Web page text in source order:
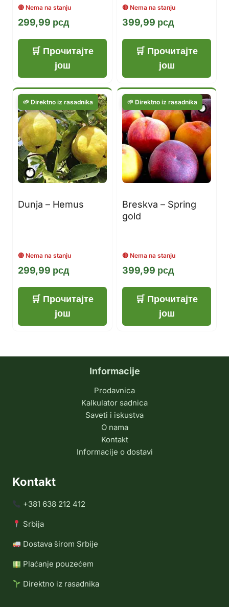
299,99 рсд
Прочитајте
још
399,99 рсд
Прочитајте
још
Dunja – Hemus
299,99 рсд
Прочитајте
још
Breskva – Spring
gold
399,99 рсд
Прочитајте
још
Informacije
Prodavnica
Kalkulator sadnica
Saveti i iskustva
O nama
Kontakt
Informacije o dostavi
Kontakt
+381 638 212 412
Srbija
Dostava širom Srbije
Plaćanje pouzećem
Direktno iz rasadnika